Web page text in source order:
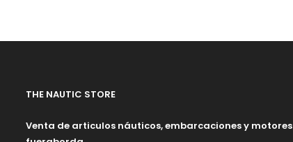
THE NAUTIC STORE
Venta de articulos náuticos, embarcaciones y motores